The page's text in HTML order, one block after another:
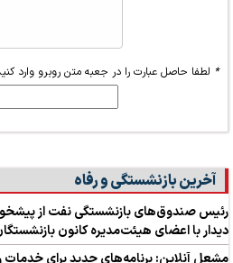
* لطفا حاصل عبارت را در جعبه متن روبرو وارد
آخرین بازنشستگی و رفاه
رئیس صندوق‌های بازنشستگی نفت از
دیدار با اعضای هیئت‌مدیره کانون